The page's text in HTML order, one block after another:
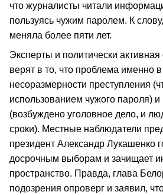
что журналисты читали
пользуясь чужим паролем. К
меняла более пяти лет.
Эксперты и политически
верят в то, что проблема именно
несоразмерности преступления
использованием чужого пароля) и
(возбуждено уголовное дело, и
сроки). Местные наблюдатели
президент Александр Лукашенко
досрочным выборам и зачищает
пространство. Правда, глава
подозрения опроверг и заявил,